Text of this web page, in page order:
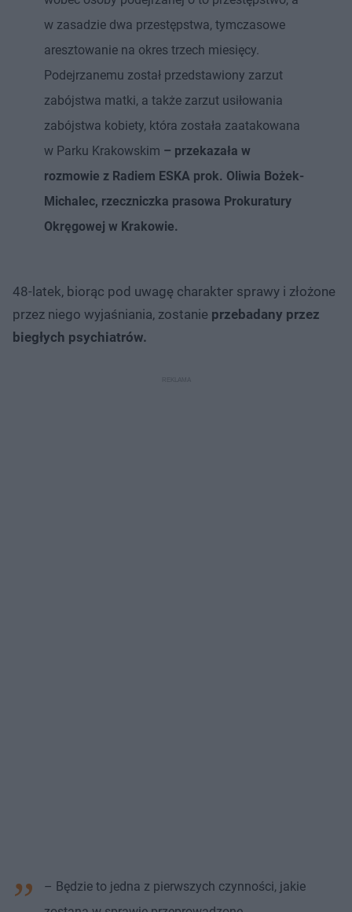
w zasadzie dwa przestępstwa, tymczasowe
aresztowanie na okres trzech miesięcy.
Podejrzanemu został przedstawiony zarzut
zabójstwa matki, a także zarzut usiłowania
zabójstwa kobiety, która została zaatakowana
w Parku Krakowskim – przekazała w
rozmowie z Radiem ESKA prok. Oliwia Bożek-
Michalec, rzeczniczka prasowa Prokuratury
Okręgowej w Krakowie.
48-latek, biorąc pod uwagę charakter sprawy i złożone
przez niego wyjaśniania, zostanie przebadany przez
biegłych psychiatrów.
– Będzie to jedna z pierwszych czynności, jakie